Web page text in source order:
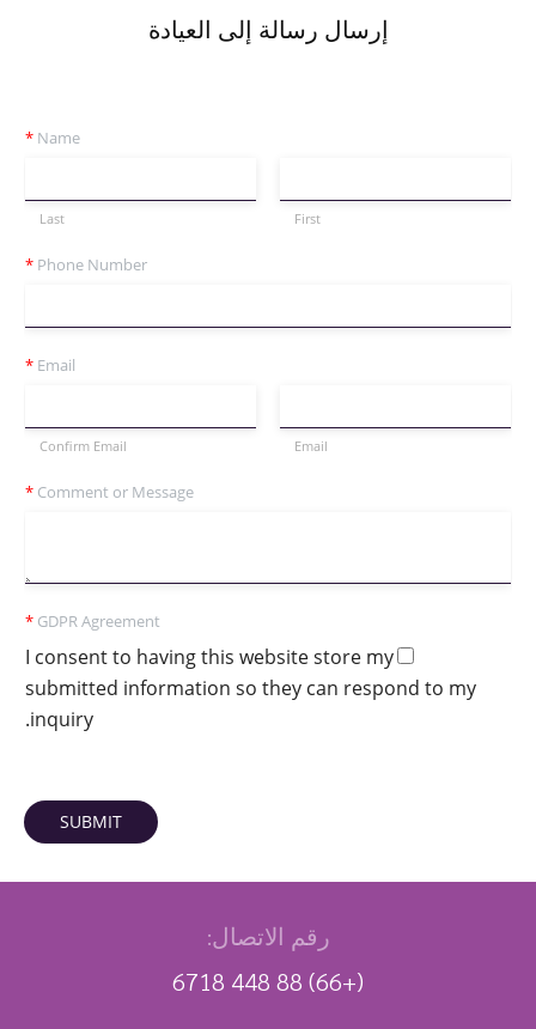
إرسال رسالة إلى العيادة
Name
*
First
Last
Phone Number
*
Email
*
Email
Confirm Email
Comment or Message
*
GDPR Agreement
*
I consent to having this website store my
submitted information so they can respond to my
inquiry.
SUBMIT
رقم الاتصال:
(+66) 88 448 6718